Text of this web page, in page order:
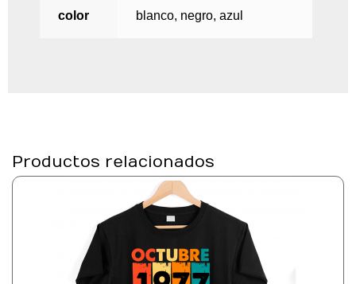
color blanco, negro, azul
Productos relacionados